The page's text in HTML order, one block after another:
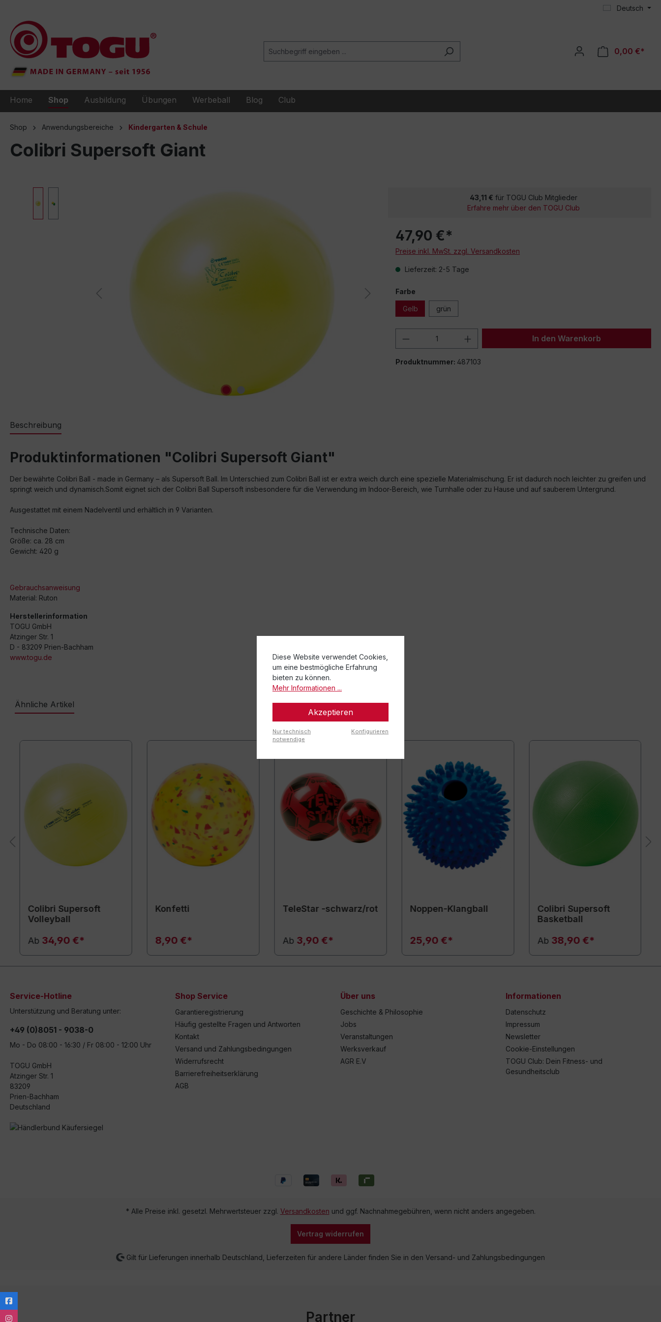
Deutsch
0,00 €*
Home Shop Ausbildung Übungen Werbeball Blog Club
Shop Anwendungsbereiche Kindergarten & Schule
Colibri Supersoft Giant
43,11 € für TOGU Club Mitglieder
Erfahre mehr über den TOGU Club
47,90 €*
Preise inkl. MwSt. zzgl. Versandkosten
Lieferzeit: 2-5 Tage
Farbe
Gelb grün
Produkt Anzahl: Gib den gewünschten Wert
In den Warenkorb
Produktnummer: 487103
Beschreibung
Produktinformationen "Colibri Supersoft Giant"
Der bewährte Colibri Ball - made in Germany – als Supersoft Ball. Im Unterschied zum Colibri Ball ist er extra weich durch eine spezielle Materialmischung. Er ist dadurch noch leichter zu greifen und
springt weich und dynamisch.Somit eignet sich der Colibri Ball Supersoft insbesondere für die Verwendung im Indoor-Bereich, wie Turnhalle oder zu Hause und auf sauberem Untergrund.
Ausgestattet mit einem Nadelventil und erhältlich in 9 Varianten.
Technische Daten:
Größe: ca. 28 cm
Gewicht: 420 g
Gebrauchsanweisung
Material: Ruton
Herstellerinformation
TOGU GmbH
Atzinger Str. 1
D - 83209 Prien-Bachham
www.togu.de
Ähnliche Artikel
Colibri Supersoft
Volleyball
Ab 34,90 €*
Konfetti
8,90 €*
TeleStar -schwarz/rot
Ab 3,90 €*
Noppen-Klangball
25,90 €*
Colibri Supersoft
Basketball
Ab 38,90 €*
Service-Hotline
Unterstützung und Beratung unter:
+49 (0)8051 - 9038-0
Mo - Do 08:00 - 16:30 / Fr 08:00 - 12:00 Uhr
TOGU GmbH
Atzinger Str. 1
83209
Prien-Bachham
Deutschland
Shop Service
Garantieregistrierung
Häufig gestellte Fragen und Antworten
Kontakt
Versand und Zahlungsbedingungen
Widerrufsrecht
Barrierefreiheitserklärung
AGB
Über uns
Geschichte & Philosophie
Jobs
Veranstaltungen
Werksverkauf
AGR E.V
Informationen
Datenschutz
Impressum
Newsletter
Cookie-Einstellungen
TOGU Club: Dein Fitness- und
Gesundheitsclub
* Alle Preise inkl. gesetzl. Mehrwertsteuer zzgl. Versandkosten und ggf. Nachnahmegebühren, wenn nicht anders angegeben.
Vertrag widerrufen
Gilt für Lieferungen innerhalb Deutschland, Lieferzeiten für andere Länder finden Sie in den Versand- und Zahlungsbedingungen
Partner
Diese Website verwendet Cookies,
um eine bestmögliche Erfahrung
bieten zu können.
Mehr Informationen ...
Akzeptieren
Nur technisch
notwendige
Konfigurieren